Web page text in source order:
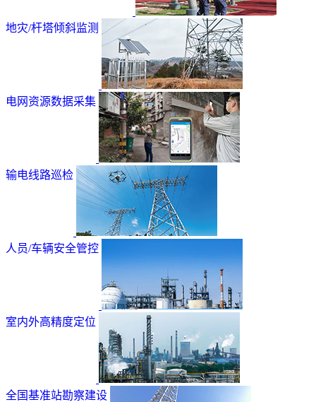
地灾/杆塔倾斜监测
电网资源数据采集
输电线路巡检
人员/车辆安全管控
室内外高精度定位
全国基准站勘察建设